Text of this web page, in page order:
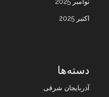
اکتبر 2025
دسته‌ها
آذربایجان شرقی